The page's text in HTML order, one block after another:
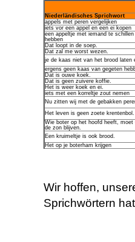
Niederländisches Sprichwort
appels met peren vergelijken
iets vor een appel en een ei kopen
een appeltje met iemand te schillen
hebben
Dat loopt in de soep.
Dat zal me worst wezen.
je de kaas niet van het brood laten
ergens geen kaas van gegeten
Dat is ouwe koek.
Dat is geen zuivere koffie.
Het is weer koek en ei.
iets met een korreltje zout nemen
Nu zitten wij met de gebakken
Het leven is geen zoete krentenbol.
Wie boter op het hoofd heeft, moet
de zon blijven.
Een kruimeltje is ook brood.
Het op je boterham krijgen
Wir hoffen,
Sprichwörtern